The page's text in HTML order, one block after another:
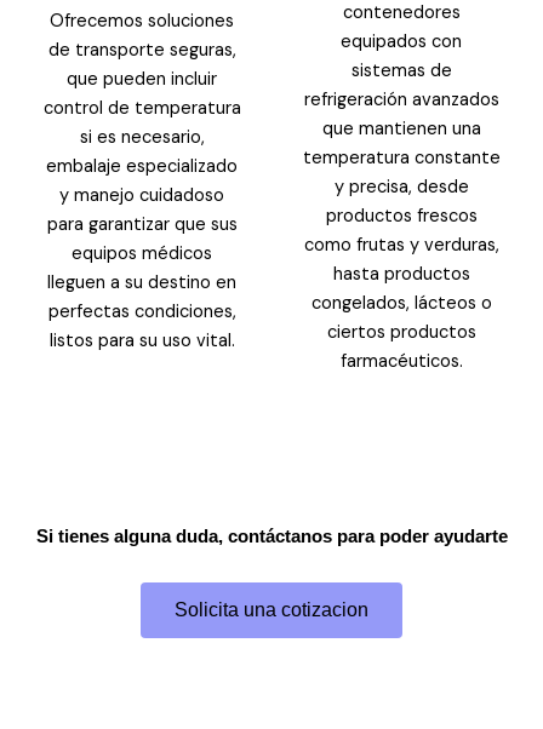
Ofrecemos soluciones
de transporte seguras,
que pueden incluir
control de temperatura
si es necesario,
embalaje especializado
y manejo cuidadoso
para garantizar que sus
equipos médicos
lleguen a su destino en
perfectas condiciones,
listos para su uso vital.
contenedores
equipados con
sistemas de
refrigeración avanzados
que mantienen una
temperatura constante
y precisa, desde
productos frescos
como frutas y verduras,
hasta productos
congelados, lácteos o
ciertos productos
farmacéuticos.
Si tienes alguna duda, contáctanos para poder ayudarte
Solicita una cotizacion